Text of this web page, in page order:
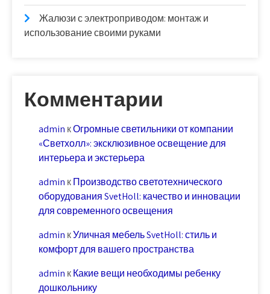
Жалюзи с электроприводом: монтаж и
использование своими руками
Комментарии
admin кОгромные светильники от компании
«Светхолл»: эксклюзивное освещение для
интерьера и экстерьера
admin кПроизводство светотехнического
оборудования SvetHoll: качество и инновации
для современного освещения
admin кУличная мебель SvetHoll: стиль и
комфорт для вашего пространства
admin кКакие вещи необходимы ребенку
дошкольнику